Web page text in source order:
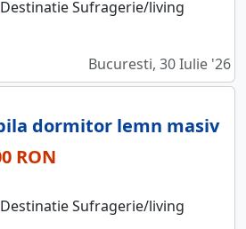
Destinatie Sufragerie/living
Bucuresti, 30 Iulie '26
dormitor lemn masiv
RON
Destinatie Sufragerie/living